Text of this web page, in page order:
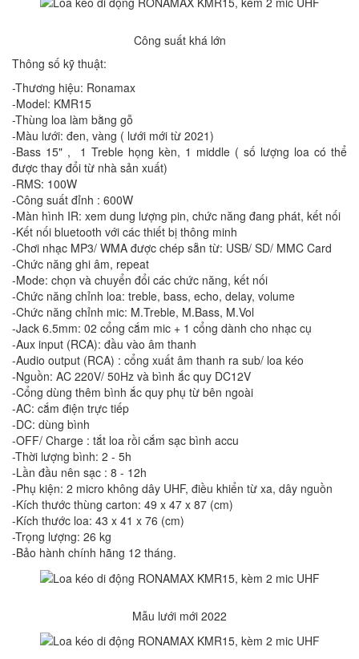
Công suất khá lớn
Thông số kỹ thuật:
-Thương hiệu: Ronamax
-Model: KMR15
-Thùng loa làm bằng gỗ
-Màu lưới: đen, vàng ( lưới mới từ 2021)
-Bass 15" , 1 Treble họng kèn, 1 middle ( số lượng loa có thể
được thay đổi từ nhà sản xuất)
-RMS: 100W
-Công suất đỉnh : 600W
-Màn hình IR: xem dung lượng pin, chức năng đang phát, kết nối
-Kết nối bluetooth với các thiết bị thông minh
-Chơi nhạc MP3/ WMA được chép sẵn từ: USB/ SD/ MMC Card
-Chức năng ghi âm, repeat
-Mode: chọn và chuyển đổi các chức năng, kết nối
-Chức năng chỉnh loa: treble, bass, echo, delay, volume
-Chức năng chỉnh mic: M.Treble, M.Bass, M.Vol
-Jack 6.5mm: 02 cổng cắm mic + 1 cổng dành cho nhạc cụ
-Aux input (RCA): đầu vào âm thanh
-Audio output (RCA) : cổng xuất âm thanh ra sub/ loa kéo
-Nguồn: AC 220V/ 50Hz và bình ắc quy DC12V
-Cổng dùng thêm bình ắc quy phụ từ bên ngoài
-AC: cắm điện trực tiếp
-DC: dùng bình
-OFF/ Charge : tắt loa rồi cắm sạc bình accu
-Thời lượng bình: 2 - 5h
-Lần đầu nên sạc : 8 - 12h
-Phụ kiện: 2 micro không dây UHF, điều khiển từ xa, dây nguồn
-Kích thước thùng carton: 49 x 47 x 87 (cm)
-Kích thước loa: 43 x 41 x 76 (cm)
-Trọng lượng: 26 kg
-Bảo hành chính hãng 12 tháng.
Mẫu lưới mới 2022